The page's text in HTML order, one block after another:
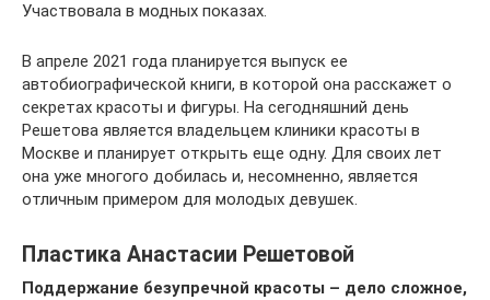
Участвовала в модных показах.
В апреле 2021 года планируется выпуск ее
автобиографической книги, в которой она расскажет о
секретах красоты и фигуры. На сегодняшний день
Решетова является владельцем клиники красоты в
Москве и планирует открыть еще одну. Для своих лет
она уже многого добилась и, несомненно, является
отличным примером для молодых девушек.
Пластика Анастасии Решетовой
Поддержание безупречной красоты – дело сложное,